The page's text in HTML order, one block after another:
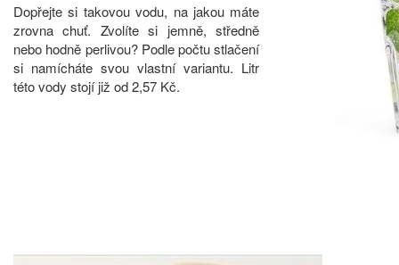
Dopřejte si takovou vodu, na jakou máte
zrovna chuť. Zvolíte si jemně, středně
nebo hodně perlivou? Podle počtu stlačení
si namícháte svou vlastní variantu. Litr
této vody stojí již od 2,57 Kč.